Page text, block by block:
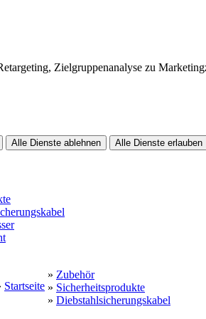
Zielgruppenanalyse zu
Alle Dienste ablehnen Alle Dienste erlauben
Startseite
» Zubehör
» Sicherheitsprodukte
» Diebstahlsicherungskabel